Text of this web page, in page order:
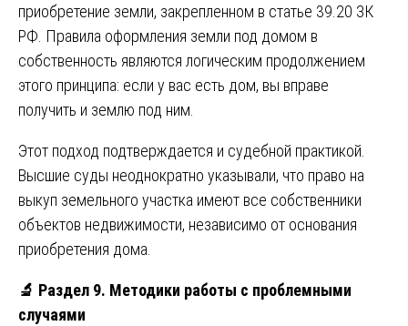
приобретение земли, закрепленном в статье 39.20 ЗК
РФ. Правила оформления земли под домом в
собственность являются логическим продолжением
этого принципа: если у вас есть дом, вы вправе
получить и землю под ним.
Этот подход подтверждается и судебной практикой.
Высшие суды неоднократно указывали, что право на
выкуп земельного участка имеют все собственники
объектов недвижимости, независимо от основания
приобретения дома.
🔬 Раздел 9. Методики работы с проблемными
случаями